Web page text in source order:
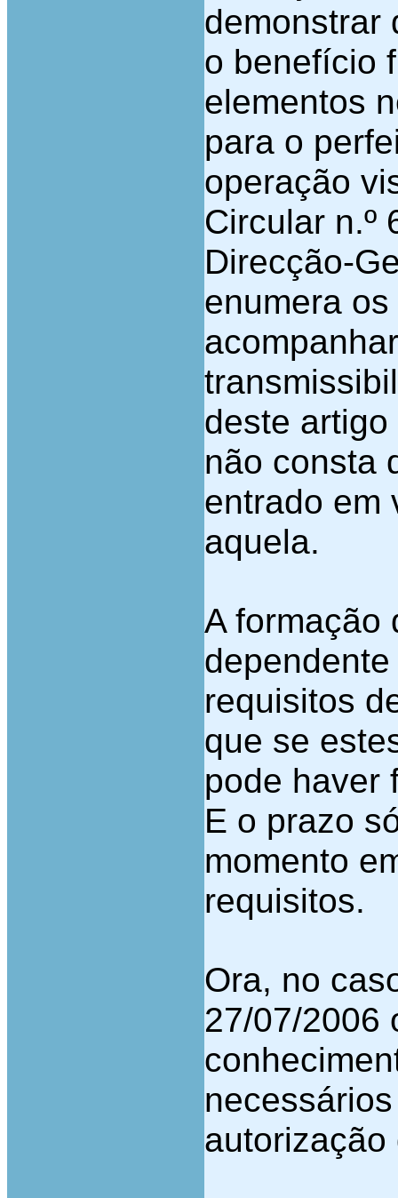
demonstrar
o benefício
elementos
para o
operação
Circular n.º
Direcção-
enumera
deste artigo
não consta
entrado em
aquela.
A formação
requisitos
que se
pode haver
E o prazo
momento
requisitos.
Ora, no
27/07/2006